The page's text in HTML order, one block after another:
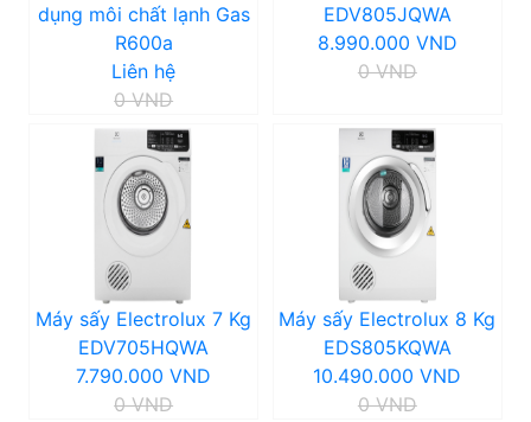
dụng môi chất lạnh Gas
R600a
Liên hệ
0 VND
EDV805JQWA
8.990.000 VND
0 VND
Máy sấy Electrolux 7 Kg
EDV705HQWA
7.790.000 VND
0 VND
Máy sấy Electrolux 8 Kg
EDS805KQWA
10.490.000 VND
0 VND